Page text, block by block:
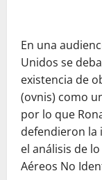
En una
Unidos se
existencia de
(ovnis) como
por lo que
defendieron la
el análisis de
Aéreos No